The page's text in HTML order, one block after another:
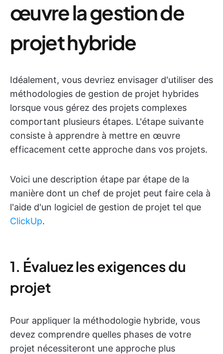
œuvre la gestion de
projet hybride
Idéalement, vous devriez envisager d'utiliser des
méthodologies de gestion de projet hybrides
lorsque vous gérez des projets complexes
comportant plusieurs étapes. L'étape suivante
consiste à apprendre à mettre en œuvre
efficacement cette approche dans vos projets.
Voici une description étape par étape de la
manière dont un chef de projet peut faire cela à
l'aide d'un logiciel de gestion de projet tel que
ClickUp.
1. Évaluez les exigences du
projet
Pour appliquer la méthodologie hybride, vous
devez comprendre quelles phases de votre
projet nécessiteront une approche plus